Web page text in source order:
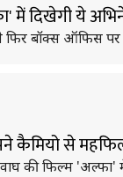
में दिखेगी ये
बॉक्स ऑफिस पर
कैमियो से
वाघ की फिल्म